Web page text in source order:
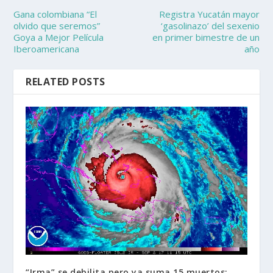
Gana colombiana “El
olvido que seremos”
Goya a Mejor Película
Iberoamericana
Registra Yucatán mayor
‘gasolinazo’ del sexenio
en primer bimestre de un
año
RELATED POSTS